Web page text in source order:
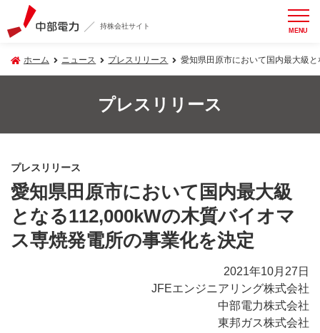
持株会社サイト MENU
ホーム ニュース プレスリリース 愛知県田原市において国内最大級
プレスリリース
プレスリリース
愛知県田原市において国内最大級
となる112,000kWの木質バイオマ
ス専焼発電所の事業化を決定
2021年10月27日
JFEエンジニアリング株式会社
中部電力株式会社
東邦ガス株式会社